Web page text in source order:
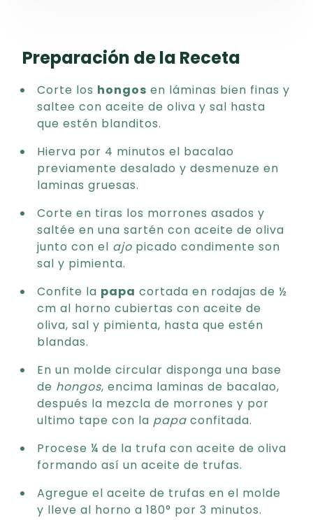
Preparación de la Receta
Corte los hongos en láminas bien finas y
saltee con aceite de oliva y sal hasta
que estén blanditos.
Hierva por 4 minutos el bacalao
previamente desalado y desmenuze en
laminas gruesas.
Corte en tiras los morrones asados y
saltée en una sartén con aceite de oliva
junto con el ajo picado condimente son
sal y pimienta.
Confite la papa cortada en rodajas de ½
cm al horno cubiertas con aceite de
oliva, sal y pimienta, hasta que estén
blandas.
En un molde circular disponga una base
de hongos, encima laminas de bacalao,
después la mezcla de morrones y por
ultimo tape con la papa confitada.
Procese ¼ de la trufa con aceite de oliva
formando así un aceite de trufas.
Agregue el aceite de trufas en el molde
y lleve al horno a 180° por 3 minutos.